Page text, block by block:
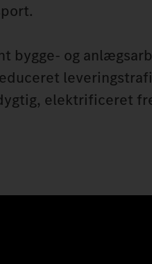
bygge- og
elektrificeret